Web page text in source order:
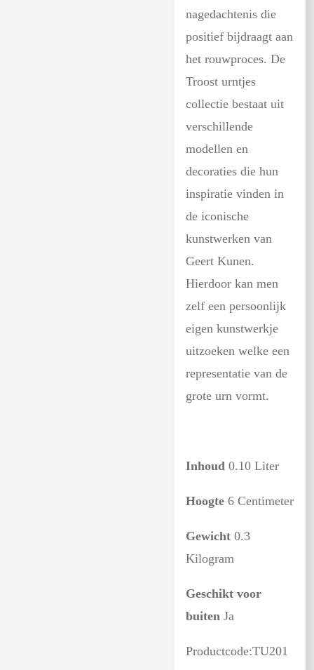
nagedachtenis die
positief bijdraagt aan
het rouwproces. De
Troost urntjes
collectie bestaat uit
verschillende
modellen en
decoraties die hun
inspiratie vinden in
de iconische
kunstwerken van
Geert Kunen.
Hierdoor kan men
zelf een persoonlijk
eigen kunstwerkje
uitzoeken welke een
representatie van de
grote urn vormt.
Inhoud 0.10 Liter
Hoogte 6 Centimeter
Gewicht 0.3
Kilogram
Geschikt voor
buiten Ja
Productcode:TU201